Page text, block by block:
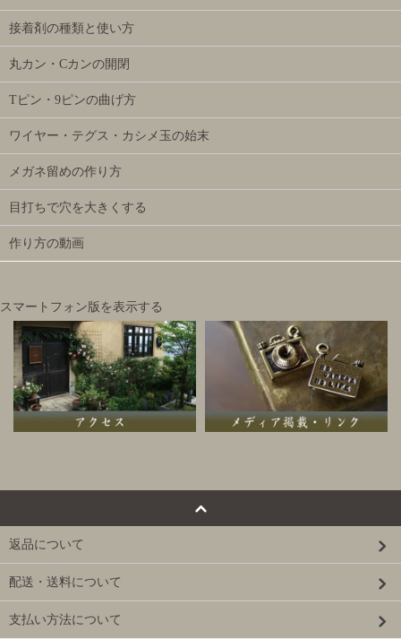
接着剤の種類と使い方
丸カン・Cカンの開閉
Tピン・9ピンの曲げ方
ワイヤー・テグス・カシメ玉の始末
メガネ留めの作り方
目打ちで穴を大きくする
作り方の動画
スマートフォン版を表示する
返品について
配送・送料について
支払い方法について